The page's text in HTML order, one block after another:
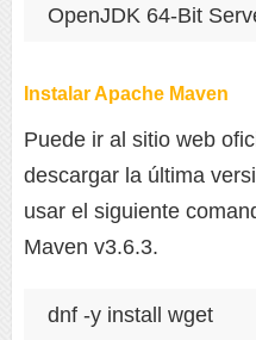
Instalar Apache Maven
Puede ir al sitio web
descargar la última
usar el siguiente
Maven v3.6.3.
dnf -y install wget